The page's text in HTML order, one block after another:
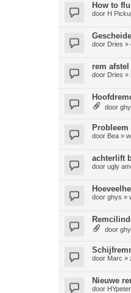
How to
door H
door Dries »
rem
door Dries »
door
door Bea »
achterlift
door ugly
door ghys »
door
door Marc »
Nieuwe
door HYpeter